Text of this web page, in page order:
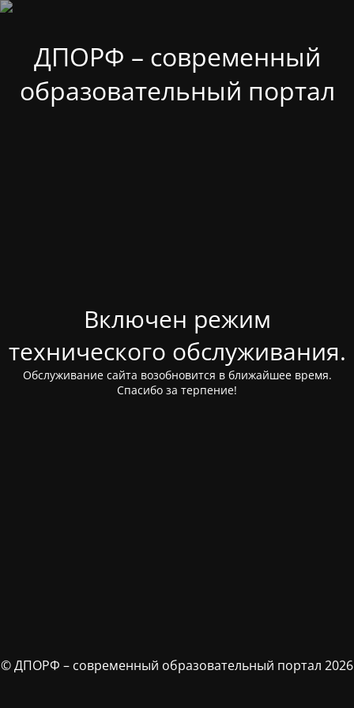
ДПОРФ – современный
образовательный портал
Включен режим
технического обслуживания.
Обслуживание сайта возобновится в ближайшее время.
Спасибо за терпение!
© ДПОРФ – современный образовательный портал 2026